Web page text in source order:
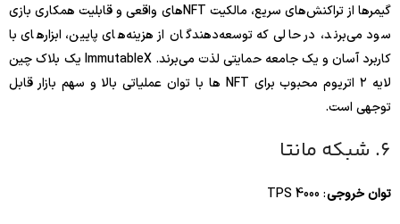
گیمرها از تراکنش‌های سریع، مالکیت NFT‌های واقعی و قابلیت همکاری بازی
سود می‌برند، در حالی که توسعه‌دهندگان از هزینه‌های پایین، ابزارهای با
کاربرد آسان و یک جامعه حمایتی لذت می‌برند. ImmutableX یک بلاک چین
لایه ۲ اتریوم محبوب برای NFT ها با توان عملیاتی بالا و سهم بازار قابل
توجهی است.
6. شبکه مانتا
توان خروجی: 4000 TPS